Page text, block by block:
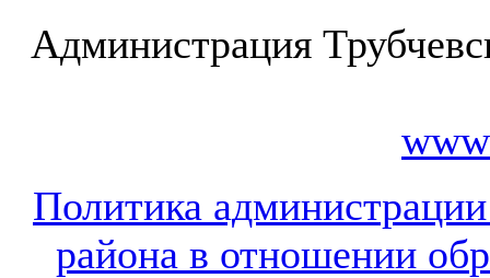
Администрация
Политика
района в отношении